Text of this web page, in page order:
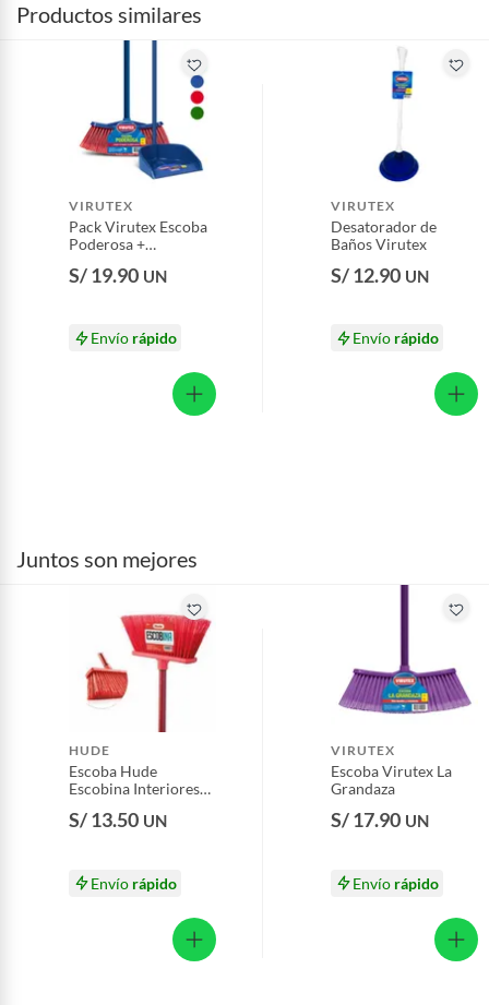
Productos similares
VIRUTEX
Pack Virutex Escoba
Poderosa +
S/ 19.90 UN
Envío rápido
VIRUTEX
Desatorador de
Baños Virutex
S/ 12.90 UN
Envío rápido
Juntos son mejores
HUDE
Escoba Hude
Escobina Interiores
S/ 13.50 UN
Envío rápido
VIRUTEX
Escoba Virutex La
Grandaza
S/ 17.90 UN
Envío rápido